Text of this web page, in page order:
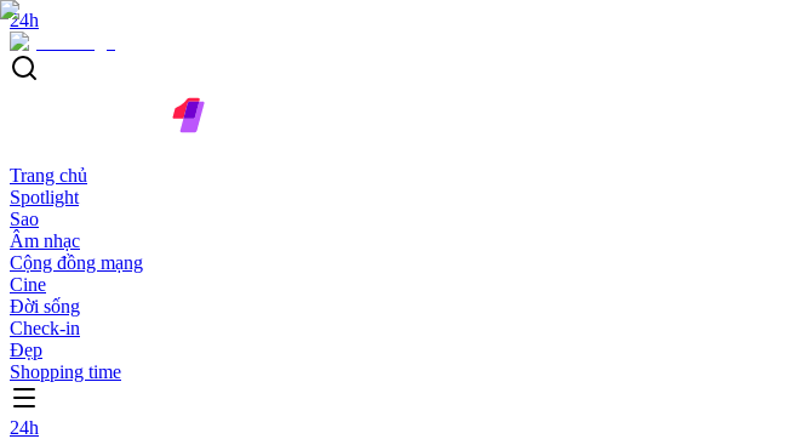
24h
Trang chủ
Spotlight
Sao
Âm nhạc
Cộng đồng mạng
Cine
Đời sống
Check-in
Đẹp
Shopping time
24h